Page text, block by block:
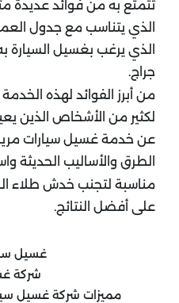
تتمتع به من فوائد عديدة
الذي يتناسب مع جدول
الذي يرغب بغسيل السيارة
جراج.
من أبرز الفوائد لهذه الخدمة
لكثير من الأشخاص الذين
عن خدمة غسيل سيارات
الطرق والأساليب الحديثة
مناسبة لتجنب خدش طلاء
على أفضل النتائج.
غسيل
مميزات شركة غسيل